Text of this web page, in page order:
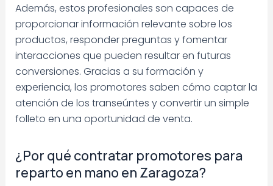
Además, estos profesionales son capaces de
proporcionar información relevante sobre los
productos, responder preguntas y fomentar
interacciones que pueden resultar en futuras
conversiones. Gracias a su formación y
experiencia, los promotores saben cómo captar la
atención de los transeúntes y convertir un simple
folleto en una oportunidad de venta.
¿Por qué contratar promotores para
reparto en mano en Zaragoza?